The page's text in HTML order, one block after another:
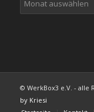
© WerkBox3 e.V. - alle
by Kriesi